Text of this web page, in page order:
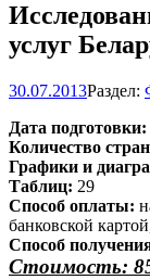
услуг
30.07.2013Раздел:
Дата подготовки:
Количество
Графики и
Таблиц: 29
Способ оплаты:
банковской
Способ
Стоимость: